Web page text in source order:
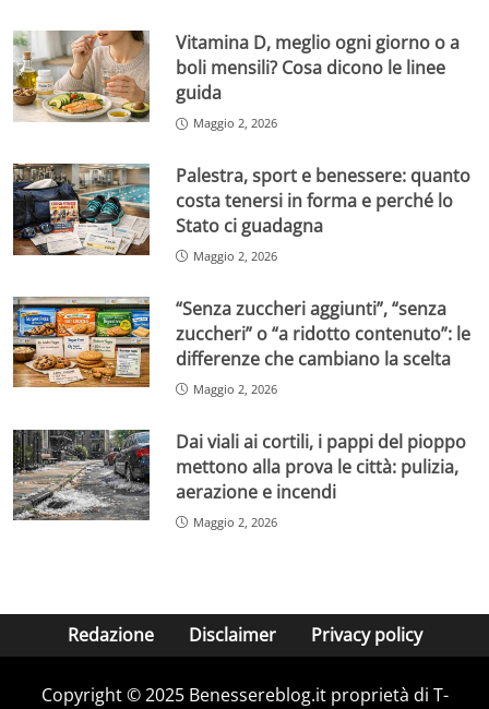
Vitamina D, meglio ogni giorno o a
boli mensili? Cosa dicono le linee
guida
Maggio 2, 2026
Palestra, sport e benessere: quanto
costa tenersi in forma e perché lo
Stato ci guadagna
Maggio 2, 2026
“Senza zuccheri aggiunti”, “senza
zuccheri” o “a ridotto contenuto”: le
differenze che cambiano la scelta
Maggio 2, 2026
Dai viali ai cortili, i pappi del pioppo
mettono alla prova le città: pulizia,
aerazione e incendi
Maggio 2, 2026
Redazione Disclaimer Privacy policy
Copyright © 2025 Benessereblog.it proprietà di T-